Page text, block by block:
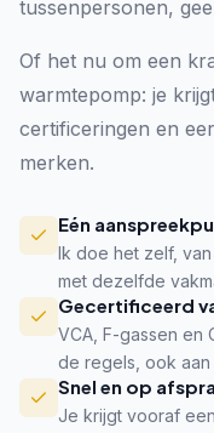
tussenpersonen,
Of het nu om een
warmtepomp: je
certificeringen en
merken.
Eén
Ik doe het zelf,
met dezelfde
Gecertificeerd
VCA, F-gassen en
de regels, ook
Snel en op
Je krijgt vooraf